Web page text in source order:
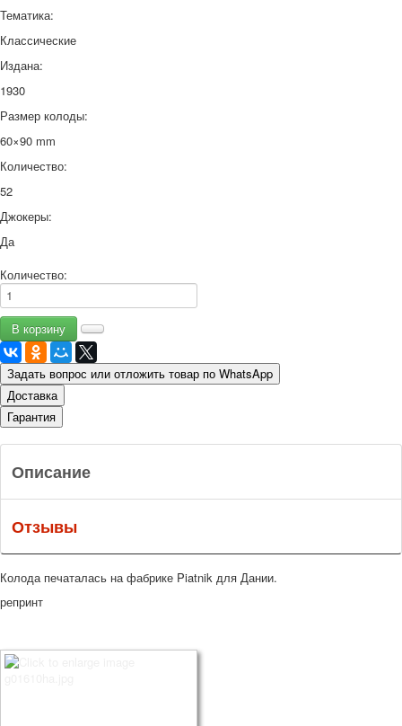
Тематика:
Классические
Издана:
1930
Размер колоды:
60×90 mm
Количество:
52
Джокеры:
Да
Количество:
Задать вопрос или отложить товар по WhatsApp
Доставка
Гарантия
Описание
Отзывы
Колода печаталась на фабрике Piatnik для Дании.
репринт